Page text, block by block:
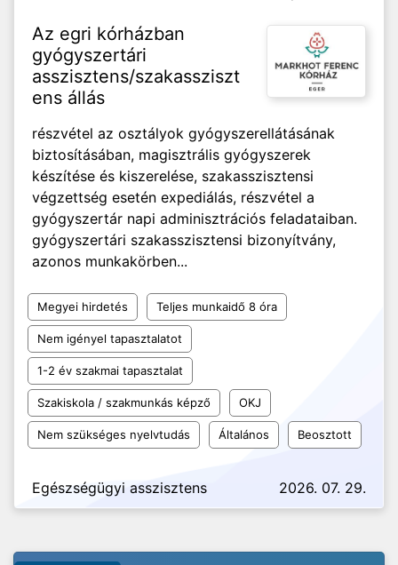
Az egri kórházban
gyógyszertári
asszisztens/szakassziszt
ens állás
részvétel az osztályok gyógyszerellátásának
biztosításában, magisztrális gyógyszerek
készítése és kiszerelése, szakasszisztensi
végzettség esetén expediálás, részvétel a
gyógyszertár napi adminisztrációs feladataiban.
gyógyszertári szakasszisztensi bizonyítvány,
azonos munkakörben...
Megyei hirdetés Teljes munkaidő 8 óra
Nem igényel tapasztalatot
1-2 év szakmai tapasztalat
Szakiskola / szakmunkás képző OKJ
Nem szükséges nyelvtudás Általános Beosztott
Egészségügyi asszisztens 2026. 07. 29.